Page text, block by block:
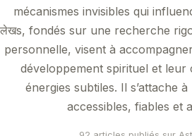
mécanismes invisibles qui
लेखs, fondés sur une recherche
personnelle, visent à
développement spirituel et leur
énergies subtiles. Il s’attache
accessibles, fiables et